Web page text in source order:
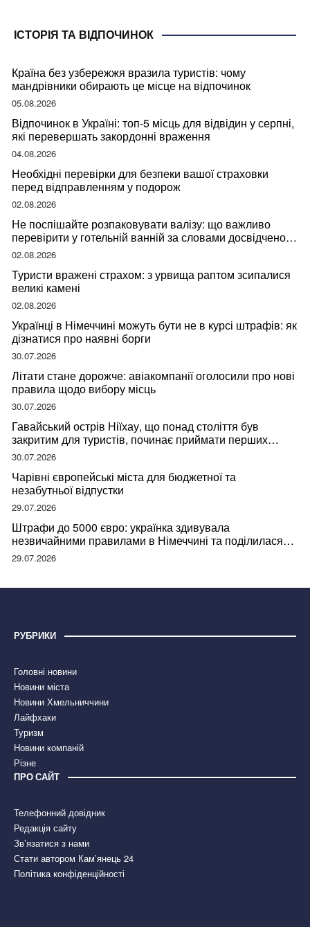
ІСТОРІЯ ТА ВІДПОЧИНОК
Країна без узбережжя вразила туристів: чому
мандрівники обирають це місце на відпочинок
05.08.2026
Відпочинок в Україні: топ-5 місць для відвідин у серпні,
які перевершать закордонні враження
04.08.2026
Необхідні перевірки для безпеки вашої страховки
перед відправленням у подорож
02.08.2026
Не поспішайте розпаковувати валізу: що важливо
перевірити у готельній ванній за словами досвідченої
мандрівниці
02.08.2026
Туристи вражені страхом: з урвища раптом зсипалися
великі камені
02.08.2026
Українці в Німеччині можуть бути не в курсі штрафів: як
дізнатися про наявні борги
30.07.2026
Літати стане дорожче: авіакомпанії оголосили про нові
правила щодо вибору місць
30.07.2026
Гавайський острів Ніїхау, що понад століття був
закритим для туристів, починає приймати перших
відвідувачів
30.07.2026
Чарівні європейські міста для бюджетної та
незабутньої відпустки
29.07.2026
Штрафи до 5000 євро: українка здивувала
незвичайними правилами в Німеччині та поділилася
правдою
29.07.2026
РУБРИКИ
Головні новини
Новини міста
Новини Хмельниччини
Лайфхаки
Туризм
Новини компаній
Різне
ПРО САЙТ
Телефонний довідник
Редакція сайту
Зв’язатися з нами
Стати автором Кам’янець 24
Політика конфіденційності